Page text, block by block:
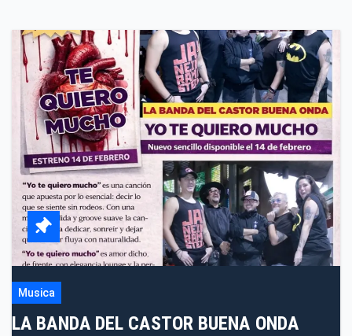
Musica
LA BANDA DEL CASTOR BUENA ONDA